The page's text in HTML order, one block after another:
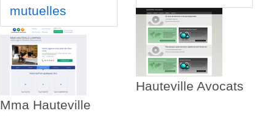
mutuelles
Mma Hauteville
Hauteville Avocats